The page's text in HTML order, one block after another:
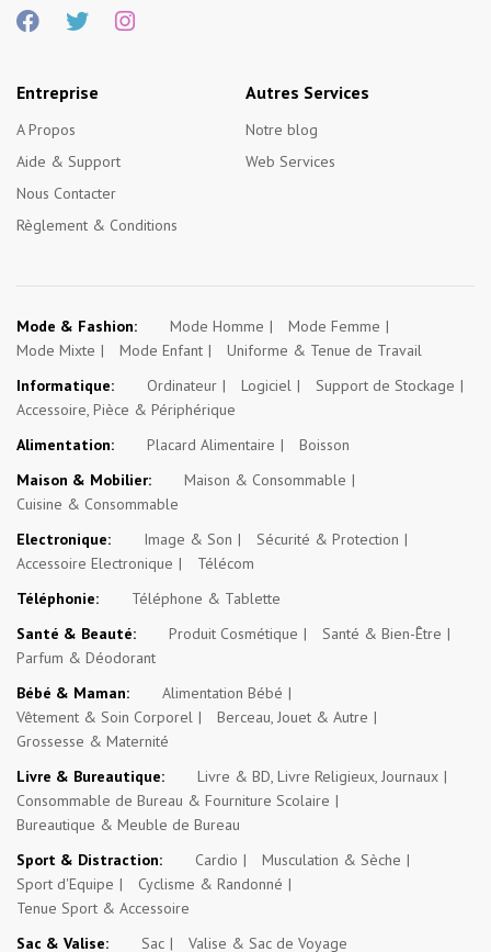
Entreprise
A Propos
Aide & Support
Nous Contacter
Règlement & Conditions
Autres Services
Notre blog
Web Services
Mode & Fashion: Mode Homme
Mode Femme
Mode Mixte
Mode Enfant
Uniforme & Tenue de Travail
Informatique:
Ordinateur Logiciel
Support de Stockage
Accessoire, Pièce & Périphérique
Alimentation:
Placard Alimentaire
Boisson
Maison & Mobilier:
Maison & Consommable
Cuisine & Consommable
Electronique:
Image & Son
Sécurité & Protection
Accessoire Electronique
Télécom
Téléphonie:
Téléphone & Tablette
Santé & Beauté:
Produit Cosmétique
Santé & Bien-Être
Parfum & Déodorant
Bébé & Maman:
Alimentation Bébé
Vêtement & Soin Corporel
Berceau, Jouet & Autre
Grossesse & Maternité
Livre & Bureautique:
Livre & BD, Livre Religieux, Journaux
Consommable de Bureau & Fourniture Scolaire
Bureautique & Meuble de Bureau
Sport & Distraction:
Cardio
Musculation & Sèche
Sport d'Equipe
Cyclisme & Randonné
Tenue Sport & Accessoire
Sac & Valise:
Sac Valise & Sac de Voyage